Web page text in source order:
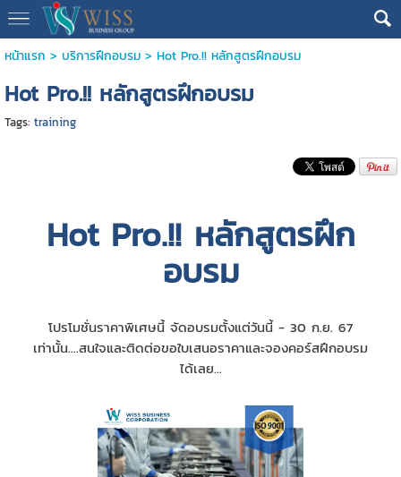
หน้าแรก > บริการฝึกอบรม> Hot Pro.!! หลักสูตรฝึกอบรม
Hot Pro.!! หลักสูตรฝึกอบรม
Tags: training
Hot Pro.!! หลักสูตรฝึก
อบรม
โปรโมชั่นราคาพิเศษนี้ จัดอบรมตั้งแต่วันนี้ - 30 ก.ย. 67
เท่านั้น....สนใจและติดต่อขอใบเสนอราคาและจองคอร์สฝึกอบรม
ได้เลย...